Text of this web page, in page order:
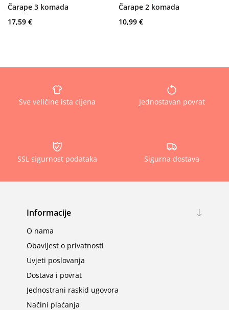
Čarape 3 komada
17,59 €
Čarape 2 komada
10,99 €
Sve veličine ista cijena Jednostavan povrat
SSL sigurnost podataka Sigurna dostava
Informacije
O nama
Obavijest o privatnosti
Uvjeti poslovanja
Dostava i povrat
Jednostrani raskid ugovora
Načini plaćanja